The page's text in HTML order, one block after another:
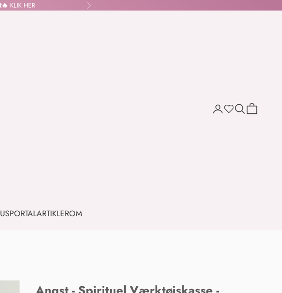
KLIK HER Næste
ARTIKLEROM
Wishlist
Søg